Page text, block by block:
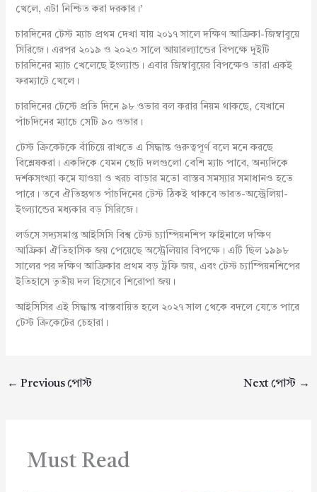
খেলে, এটা নিশ্চিত করা দরকার।’
চারদিনের টেস্ট ম্যাচ প্রথম দেখা যায় ২০১৭ সালে দক্ষিণ আফ্রিকা-জিম্বাবুয়ে
সিরিজে। এরপর ২০১৯ ও ২০২৩ সালে আয়ারল্যান্ডের বিপক্ষে দুইটি
চারদিনের ম্যাচ খেলেছে ইংল্যান্ড। এবার জিম্বাবুয়ের বিপক্ষেও তারা একই
ফরম্যাটে খেলে।
চারদিনের টেস্টে প্রতি দিনে ৯৮ ওভার বল করার নিয়ম থাকছে, যেখানে
পাঁচদিনের ম্যাচে সেটি ৯০ ওভার।
টেস্ট ক্রিকেটকে বাঁচিয়ে রাখতে এ সিদ্ধান্ত গুরুত্বপূর্ণ বলে মনে করছে
বিশ্লেষকরা। একদিকে যেমন ছোট দলগুলো বেশি ম্যাচ পাবে, অন্যদিকে
দর্শকসংখ্যা কমে যাওয়া ও খরচ বাড়ার মতো বাস্তব সমস্যার সমাধানও হতে
পারে। তবে ঐতিহ্যগত পাঁচদিনের টেস্ট ঠিকই থাকবে ভারত-অস্ট্রেলিয়া-
ইংল্যান্ডের মধ্যকার বড় সিরিজে।
লর্ডসে সদ্যসমাপ্ত আইসিসি বিশ্ব টেস্ট চ্যাম্পিয়নশিপ ফাইনালে দক্ষিণ
আফ্রিকা ঐতিহাসিক জয় পেয়েছে অস্ট্রেলিয়ার বিপক্ষে। এটি ছিল ১৯৯৮
সালের পর দক্ষিণ আফ্রিকার প্রথম বড় ট্রফি জয়, এবং টেস্ট চ্যাম্পিয়নশিপের
ইতিহাসে তৃতীয় দল হিসেবে শিরোপা জয়।
আইসিসির এই সিদ্ধান্ত বাস্তবায়িত হলে ২০২৭ সাল থেকে বদলে যেতে পারে
টেস্ট ক্রিকেটের চেহারা।
← Previous পোস্ট Next পোস্ট →
Must Read